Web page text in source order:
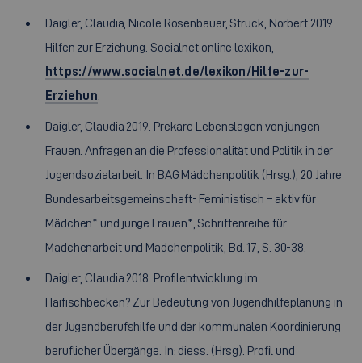
Daigler, Claudia, Nicole Rosenbauer, Struck, Norbert 2019.
Hilfen zur Erziehung. Socialnet online lexikon,
https://www.socialnet.de/lexikon/Hilfe-zur-
Erziehun
Daigler, Claudia 2019. Prekäre Lebenslagen von jungen
Frauen. Anfragen an die Professionalität und Politik in der
Jugendsozialarbeit. In BAG Mädchenpolitik (Hrsg.), 20 Jahre
Bundesarbeitsgemeinschaft- Feministisch – aktiv für
Mädchen* und junge Frauen*, Schriftenreihe für
Mädchenarbeit und Mädchenpolitik, Bd. 17, S. 30-38.
Daigler, Claudia 2018. Profilentwicklung im
Haifischbecken? Zur Bedeutung von Jugendhilfeplanung in
der Jugendberufshilfe und der kommunalen Koordinierung
beruflicher Übergänge. In: diess. (Hrsg). Profil und